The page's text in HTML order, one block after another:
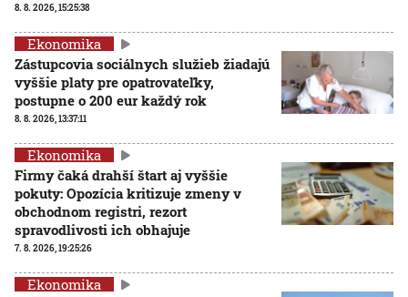
8. 8. 2026, 15:25:38
Ekonomika
Zástupcovia sociálnych služieb žiadajú
vyššie platy pre opatrovateľky,
postupne o 200 eur každý rok
8. 8. 2026, 13:37:11
Ekonomika
Firmy čaká drahší štart aj vyššie
pokuty: Opozícia kritizuje zmeny v
obchodnom registri, rezort
spravodlivosti ich obhajuje
7. 8. 2026, 19:25:26
Ekonomika